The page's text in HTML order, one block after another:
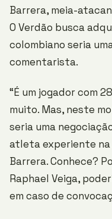
Barrera, meia-
O Verdão busca
colombiano seria
comentarista.
“É um jogador com
muito. Mas, neste
seria uma
atleta experiente na
Barrera. Conhece?
Raphael Veiga,
em caso de